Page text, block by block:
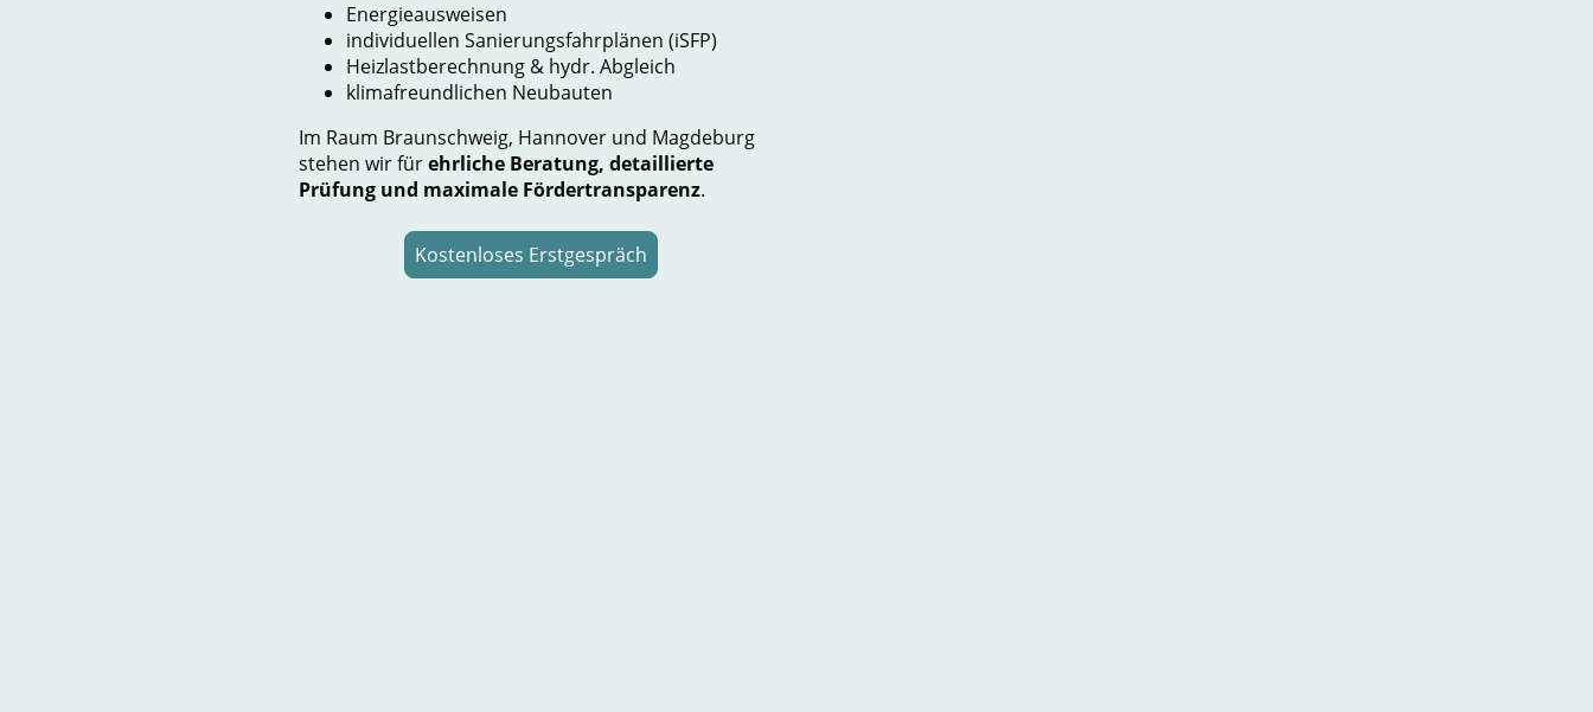
Energieausweisen
individuellen Sanierungsfahrplänen (iSFP)
Heizlastberechnung & hydr. Abgleich
klimafreundlichen Neubauten
Im Raum Braunschweig, Hannover und Magdeburg
stehen wir fürehrliche Beratung, detaillierte
Prüfung und maximale Fördertransparenz.
Kostenloses Erstgespräch